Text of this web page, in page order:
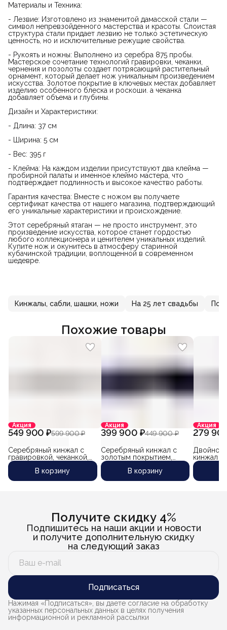
Материалы и Техника:
- Лезвие: Изготовлено из знаменитой дамасской стали —
символ непревзойденного мастерства и красоты. Слоистая
структура стали придает лезвию не только эстетическую
ценность, но и исключительные режущие свойства.
- Рукоять и ножны: Выполнено из серебра 875 пробы.
Мастерское сочетание технологий гравировки, чеканки,
чернения и позолоты создает потрясающий растительный
орнамент, который делает нож уникальным произведением
искусства. Золотое покрытие в ключевых местах добавляет
изделию особенного блеска и роскоши. а чеканка
добавляет объема и глубины.
Дизайн и Характеристики:
- Длина: 37 см
- Ширина: 5 см
- Вес: 395 г
- Клейма: На каждом изделии присутствуют два клейма —
пробирной палаты и именное клеймо мастера, что
подтверждает подлинность и высокое качество работы.
Гарантия качества: Вместе с ножом вы получаете
сертификат качества от нашего магазина, подтверждающий
его уникальные характеристики и происхождение.
Этот серебряный ятаган — не просто инструмент, это
произведение искусства, которое станет гордостью
любого коллекционера и ценителем уникальных изделий.
Купите нож и окунитесь в атмосферу старинной
кубачинской традиции, воплощенной в современном
шедевре.
Кинжалы, сабли, шашки, ножи На 25 лет свадьбы
Похожие товары
Акция
549 900 ₽599 900 ₽
Серебряный кинжал с
гравировкой, чеканкой,
чернением, слоновой
костью и позолоченной
рессорной сталью
В корзину
Акция
399 900 ₽449 900 ₽
Серебряный кинжал с
золотым покрытием,
чеканкой, гравировкой,
горячей чернью и
дамасской сталью
В корзину
Акция
279
Двойной
кинжал
Получите скидку 4%
Подпишитесь на наши акции и новости
и получите дополнительную скидку
на следующий заказ
Подписаться
Нажимая «Подписаться», вы даете согласие на обработку
указанных персональных данных в целях получения
информационной и рекламной рассылки